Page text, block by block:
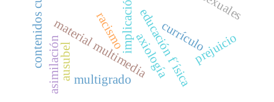
currículo
implicación
axiología
material multimediaeducación f´ísica
asimilación
racismo prejuicio
ausubel multigrado